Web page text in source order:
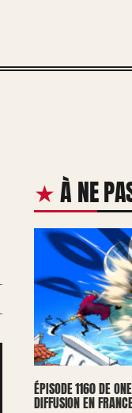
À NE
ÉPISODE 1160 DE
DIFFUSION EN